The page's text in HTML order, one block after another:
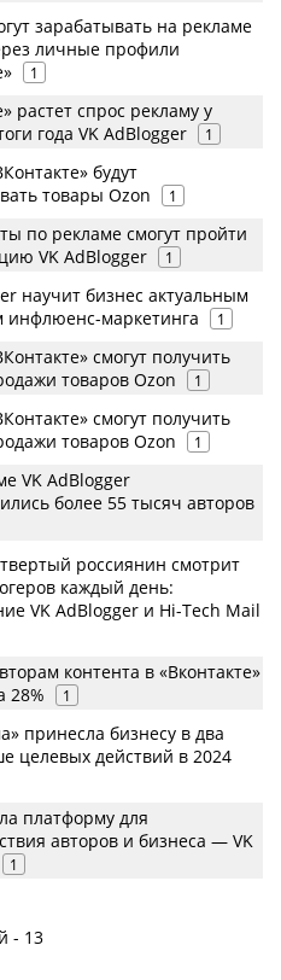
зарабатывать на рекламе
личные профили
1
растет спрос рекламу у
года VK AdBlogger
1
будут
товары Ozon
1
по рекламе смогут пройти
VK AdBlogger
1
научит бизнес актуальным
инфлюенс-маркетинга
1
смогут получить
товаров Ozon
1
смогут получить
товаров Ozon
1
VK AdBlogger
более 55 тысяч авторов
россиянин смотрит
каждый день:
VK AdBlogger и Hi-Tech Mail
контента в «Вконтакте»
28%
1
принесла бизнесу в два
целевых действий в 2024
платформу для
авторов и бизнеса — VK
1
- 13